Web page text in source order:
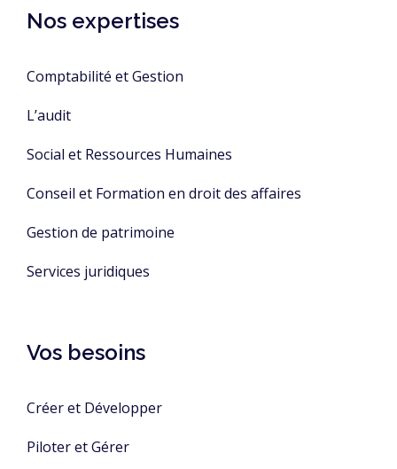
Nos expertises
Comptabilité et Gestion
L’audit
Social et Ressources Humaines
Conseil et Formation en droit des affaires
Gestion de patrimoine
Services juridiques
Vos besoins
Créer et Développer
Piloter et Gérer